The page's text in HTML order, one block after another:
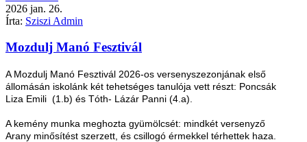
2026 jan. 26.
Írta: Sziszi Admin
Mozdulj Manó Fesztivál
A Mozdulj Manó Fesztivál 2026-os versenyszezonjának első
állomásán iskolánk két tehetséges tanulója vett részt: Poncsák
Liza Emili (1.b) és Tóth- Lázár Panni (4.a).
A kemény munka meghozta gyümölcsét: mindkét versenyző
Arany minősítést szerzett, és csillogó érmekkel térhettek haza.